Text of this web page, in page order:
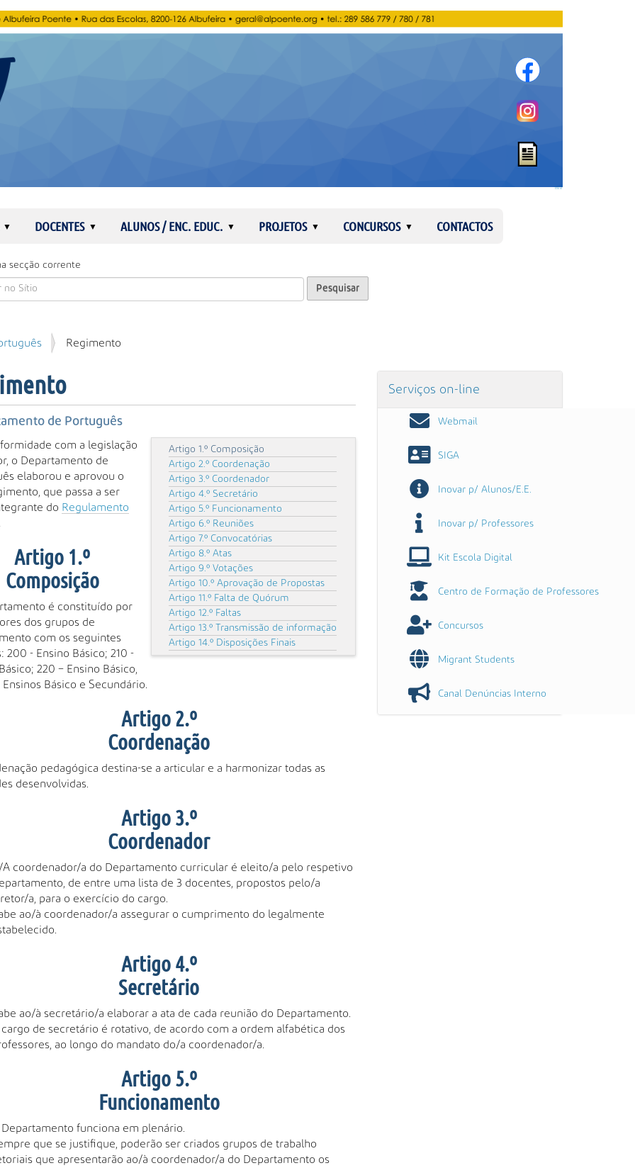
Entrar
DOCENTES ALUNOS / ENC. EDUC. PROJETOS CONCURSOS CONTACTOS
secção corrente
Regimento
de Português
Artigo 1.º Composição
Artigo 2.º Coordenação
Artigo 3.º Coordenador
Artigo 4.º Secretário
Artigo 5.º Funcionamento
Artigo 6.º Reuniões
Artigo 7.º Convocatórias
Artigo 8.º Atas
Artigo 9.º Votações
Artigo 10.º Aprovação de Propostas
Artigo 11.º Falta de Quórum
Artigo 12.º Faltas
Artigo 13.º Transmissão de informação
Artigo 14.º Disposições Finais
com a legislação
o Departamento de
elaborou e aprovou o
que passa a ser
do Regulamento
Artigo 1.º
Composição
é constituído por
dos grupos de
com os seguintes
200 - Ensino Básico; 210 -
220 – Ensino Básico,
Básico e Secundário.
Artigo 2.º
Coordenação
pedagógica destina-se a articular e a harmonizar todas as
desenvolvidas.
Artigo 3.º
Coordenador
A coordenador/a do Departamento curricular é eleito/a pelo respetivo
de entre uma lista de 3 docentes, propostos pelo/a
a, para o exercício do cargo.
ao/à coordenador/a assegurar o cumprimento do legalmente
Artigo 4.º
Secretário
ao/à secretário/a elaborar a ata de cada reunião do Departamento.
cargo de secretário é rotativo, de acordo com a ordem alfabética dos
ao longo do mandato do/a coordenador/a.
Artigo 5.º
Funcionamento
Departamento funciona em plenário.
que se justifique, poderão ser criados grupos de trabalho
que apresentarão ao/à coordenador/a do Departamento os
Serviços on-line
Webmail
SIGA
Inovar p/ Alunos/E.E.
Inovar p/ Professores
Kit Escola Digital
Centro de Formação de Professores
Concursos
Migrant Students
Canal Denúncias Interno